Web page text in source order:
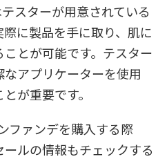
スターが用意されている
に製品を手に取り、肌に
とが可能です。テスター
アプリケーターを使用
が重要です。
ファンデを購入する際
ルの情報もチェックする